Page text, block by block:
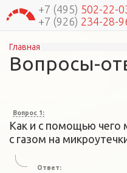
+7 (495) 502-22-
+7 (926) 234-28-
Вы здесь
Главная
Вопросы-
Вопрос 1:
Как и с помощью чего
с газом на
Ответ: